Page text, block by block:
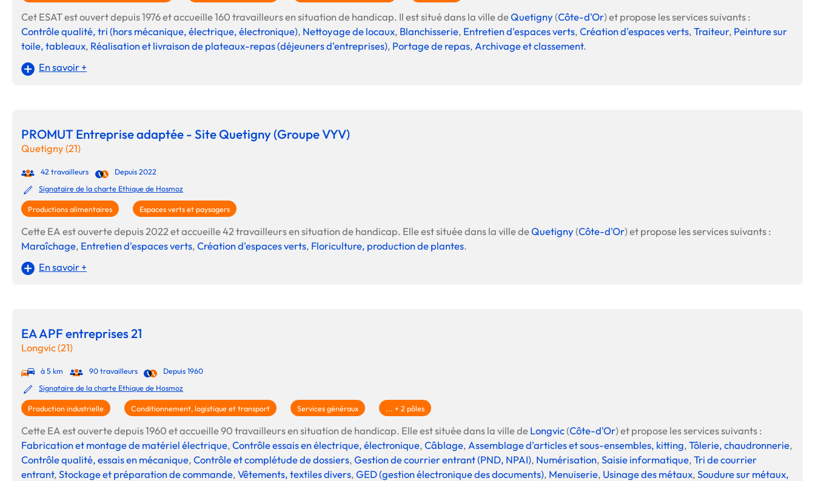
Vos services enrichis
Cet ESAT est ouvert depuis 1976 et accueille 160 travailleurs en situation de handicap. Il est situé dans la ville deQuetigny(Côte-d'Or) et propose les services suivants :
Contrôle qualité, tri (hors mécanique, électrique, électronique), Nettoyage de locaux, Blanchisserie, Entretien d'espaces verts,Création d'espaces verts,Traiteur, Peinture sur
toile, tableaux, Réalisation et livraison de plateaux-repas (déjeuners d'entreprises), Portage de repas,Archivage et classement.
En savoir +
PROMUT Entreprise adaptée - Site Quetigny (Groupe VYV)
Quetigny (21)
42 travailleurs
Depuis 2022
Signataire de la charte Ethique de Hosmoz
Productions alimentaires Espaces verts et paysagers
Cette EA est ouverte depuis 2022 et accueille 42 travailleurs en situation de handicap. Elle est située dans la ville deQuetigny(Côte-d'Or) et propose les services suivants :
Maraîchage, Entretien d'espaces verts,Création d'espaces verts, Floriculture, production de plantes.
En savoir +
EA APF entreprises 21
Longvic (21)
à 5 km 90 travailleurs
Depuis 1960
Signataire de la charte Ethique de Hosmoz
Production industrielle Conditionnement, logistique et transport Services généraux ... + 2 pôles
Cette EA est ouverte depuis 1960 et accueille 90 travailleurs en situation de handicap. Elle est située dans la ville deLongvic(Côte-d'Or) et propose les services suivants :
Fabrication et montage de matériel électrique,Contrôle essais en électrique, électronique,Câblage, Assemblage d'articles et sous-ensembles, kitting,Tôlerie, chaudronnerie,
Contrôle qualité, essais en mécanique,Contrôle et complétude de dossiers,Gestion de courrier entrant (PND, NPAI), Numérisation,Saisie informatique,Tri de courrier
entrant,Stockage et préparation de commande,Vêtements, textiles divers,GED (gestion électronique des documents), Menuiserie, Usinage des métaux,Soudure sur métaux,